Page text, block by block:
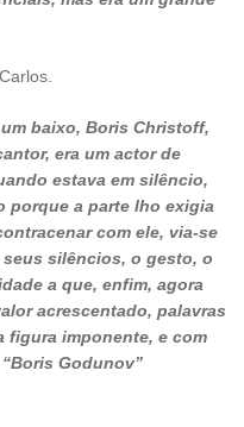
baixo, Boris Christoff,
era um actor de
estava em silêncio,
porque a parte lho exigia
com ele, via-se
silêncios, o gesto, o
a que, enfim, agora
acrescentado, palavras
figura imponente, e com
Godunov”